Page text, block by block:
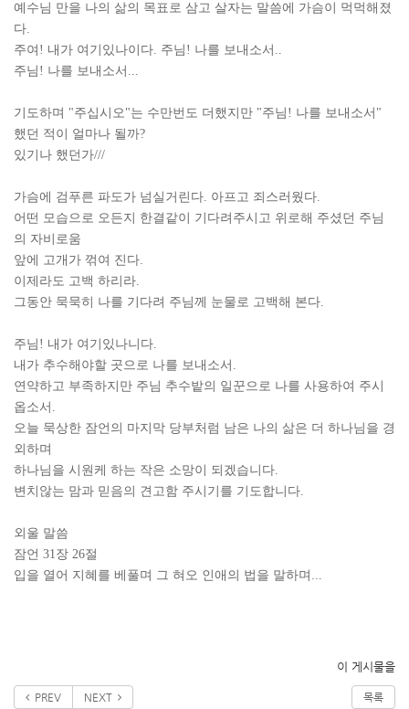
예수님 만을 나의 삶의 목표로 삼고 살자는 말씀에 가슴이 먹먹해졌
다.
주여! 내가 여기있나이다. 주님! 나를 보내소서..
주님! 나를 보내소서...
기도하며 "주십시오"는 수만번도 더했지만 "주님! 나를 보내소서"
했던 적이 얼마나 될까?
있기나 했던가///
가슴에 검푸른 파도가 넘실거린다. 아프고 죄스러웠다.
어떤 모습으로 오든지 한결같이 기다려주시고 위로해 주셨던 주님
의 자비로움
앞에 고개가 꺾여 진다.
이제라도 고백 하리라.
그동안 묵묵히 나를 기다려 주님께 눈물로 고백해 본다.
주님! 내가 여기있나니다.
내가 추수해야할 곳으로 나를 보내소서.
연약하고 부족하지만 주님 추수밭의 일꾼으로 나를 사용하여 주시
옵소서.
오늘 묵상한 잠언의 마지막 당부처럼 남은 나의 삶은 더 하나님을 경
외하며
하나님을 시원케 하는 작은 소망이 되겠습니다.
변치않는 맘과 믿음의 견고함 주시기를 기도합니다.
외울 말씀
잠언 31장 26절
입을 열어 지혜를 베풀며 그 혀오 인애의 법을 말하며...
이 게시물을
PREV NEXT 목록